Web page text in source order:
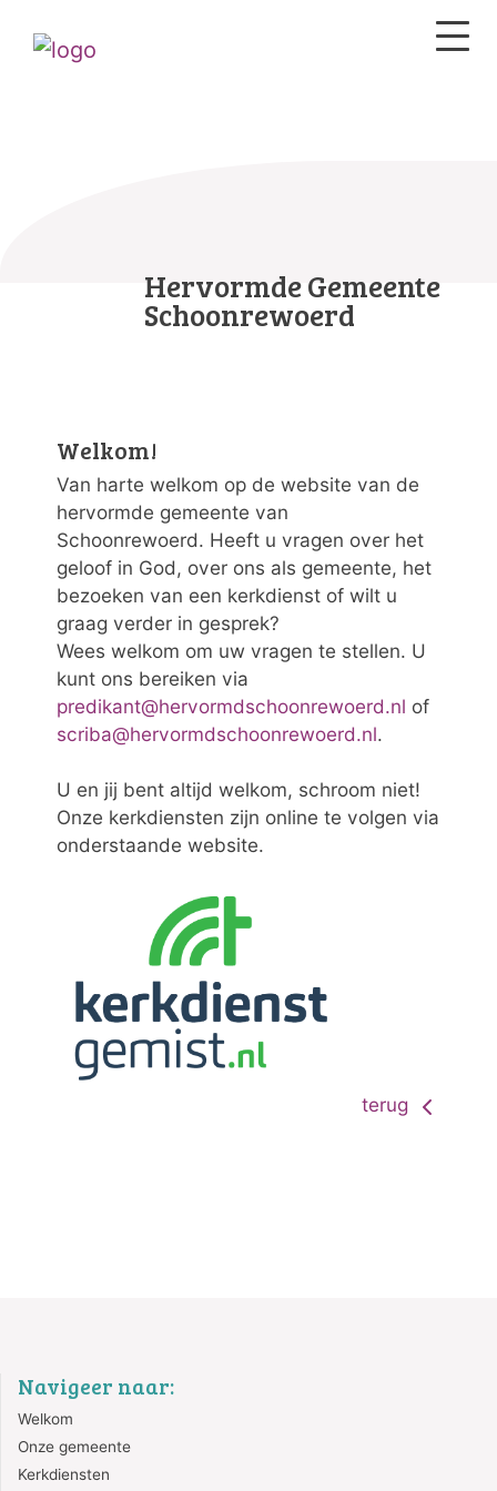
Hervormde Gemeente
Schoonrewoerd
Welkom!
Van harte welkom op de website van de
hervormde gemeente van
Schoonrewoerd. Heeft u vragen over het
geloof in God, over ons als gemeente, het
bezoeken van een kerkdienst of wilt u
graag verder in gesprek?
Wees welkom om uw vragen te stellen. U
kunt ons bereiken via
predikant@hervormdschoonrewoerd.nl of
scriba@hervormdschoonrewoerd.nl.
U en jij bent altijd welkom, schroom niet!
Onze kerkdiensten zijn online te volgen via
onderstaande website.
terug
Navigeer naar:
Welkom
Onze gemeente
Kerkdiensten